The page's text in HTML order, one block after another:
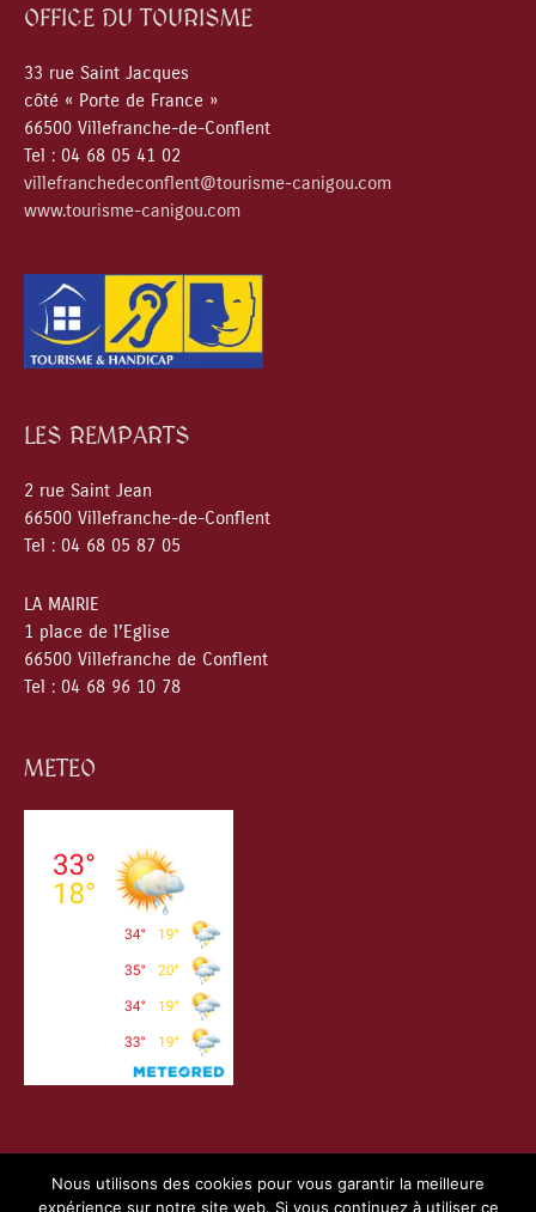
OFFICE DU TOURISME
33 rue Saint Jacques
côté « Porte de France »
66500 Villefranche-de-Conflent
Tel : 04 68 05 41 02
villefranchedeconflent@tourisme-canigou.com
www.tourisme-canigou.com
LES REMPARTS
2 rue Saint Jean
66500 Villefranche-de-Conflent
Tel : 04 68 05 87 05
LA MAIRIE
1 place de l’Eglise
66500 Villefranche de Conflent
Tel : 04 68 96 10 78
METEO
Nous utilisons des cookies pour vous garantir la meilleure
expérience sur notre site web. Si vous continuez à utiliser ce